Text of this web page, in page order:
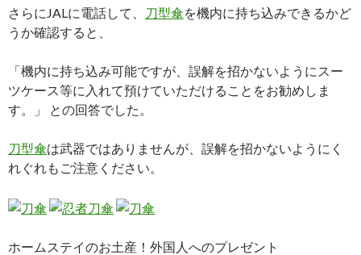
さらにJALに電話して、 刀型傘を機内に持ち込みできるかど
うか確認すると、
「機内に持ち込み可能ですが、誤解を招かないようにスー
ツケース等に入れて預けていただけることをお勧めしま
す。」 との回答でした。
刀型傘は武器ではありませんが、誤解を招かないようにく
れぐれもご注意ください。
ホームステイのお土産！外国人へのプレゼント